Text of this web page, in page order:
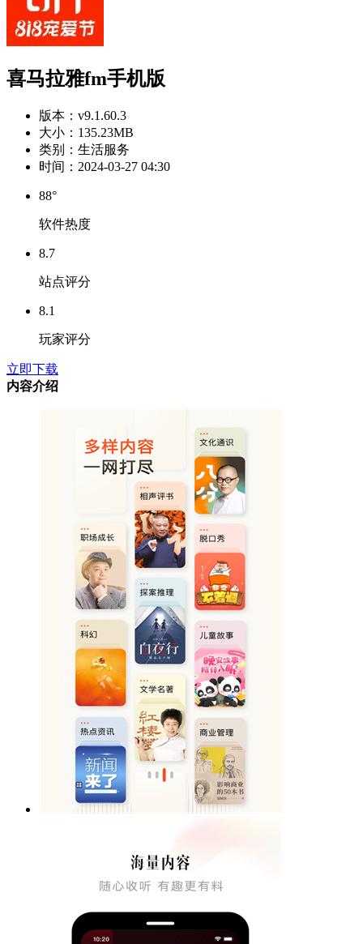
喜马拉雅fm手机版
版本： v9.1.60.3
大小： 135.23MB
类别： 生活服务
时间： 2024-03-27 04:30
88°
软件热度
8.7
站点评分
8.1
玩家评分
立即下载
内容介绍